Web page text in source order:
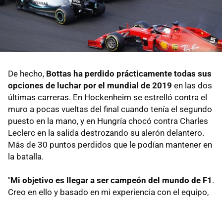
De hecho, Bottas ha perdido prácticamente todas sus
opciones de luchar por el mundial de 2019 en las dos
últimas carreras. En Hockenheim se estrelló contra el
muro a pocas vueltas del final cuando tenía el segundo
puesto en la mano, y en Hungría chocó contra Charles
Leclerc en la salida destrozando su alerón delantero.
Más de 30 puntos perdidos que le podían mantener en
la batalla.
"Mi objetivo es llegar a ser campeón del mundo de F1 .
Creo en ello y basado en mi experiencia con el equipo,